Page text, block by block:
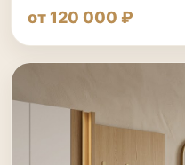
от 120 000 ₽